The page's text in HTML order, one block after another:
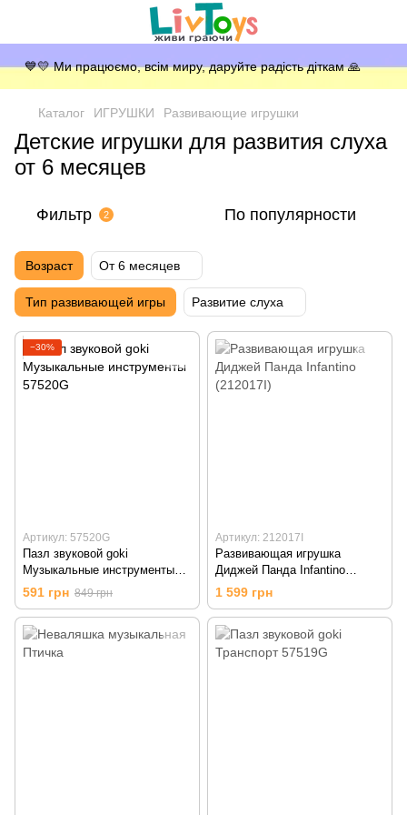
💙💛 Ми працюємо, всім миру, даруйте радість діткам 🙏
Каталог ИГРУШКИ Развивающие игрушки
Детские игрушки для развития слуха
от 6 месяцев
Фильтр 2 По популярности
Возраст От 6 месяцев
Тип развивающей игры Развитие слуха
−30%
Артикул: 57520G
Пазл звуковой goki
Музыкальные инструменты
57520G
591 грн 849 грн
Артикул: 212017I
Развивающая игрушка
Диджей Панда Infantino
(212017I)
1 599 грн